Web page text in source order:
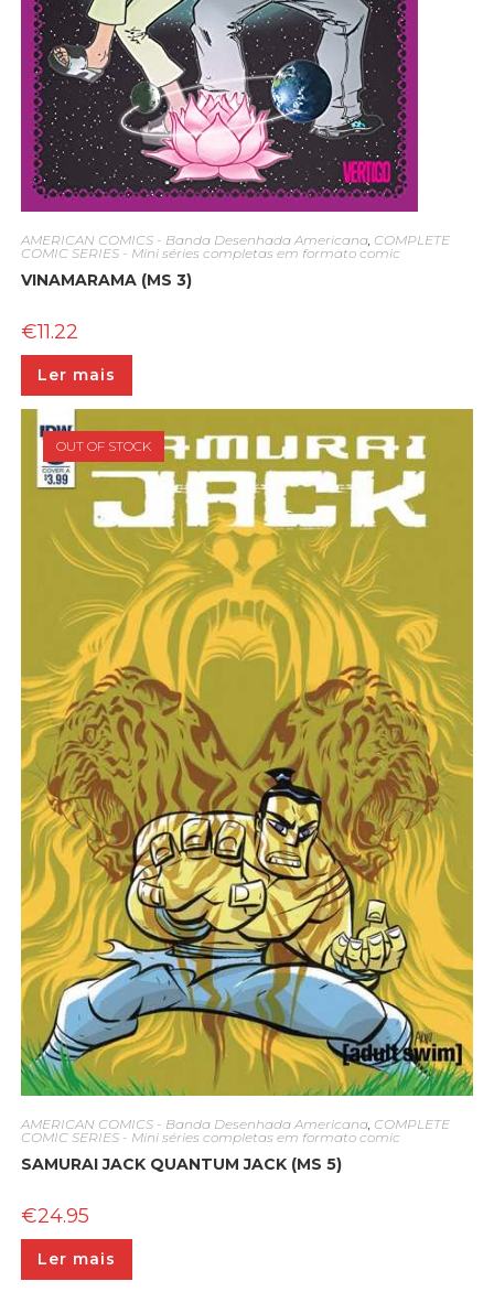
AMERICAN COMICS - Banda Desenhada Americana, COMPLETE
COMIC SERIES - Mini séries completas em formato comic
VINAMARAMA (MS 3)
€11.22
Ler mais
OUT OF STOCK
AMERICAN COMICS - Banda Desenhada Americana, COMPLETE
COMIC SERIES - Mini séries completas em formato comic
SAMURAI JACK QUANTUM JACK (MS 5)
€24.95
Ler mais